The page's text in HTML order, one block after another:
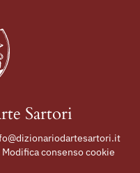
Sartori
Modifica consenso cookie